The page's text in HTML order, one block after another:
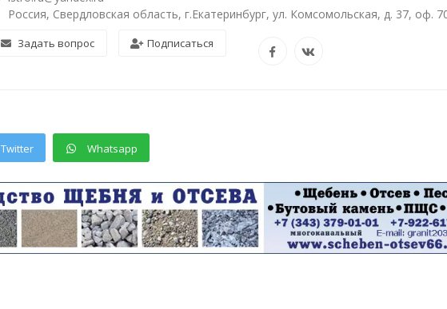
Россия, Свердловская область, г.Екатеринбург, ул. Комсомольская, д. 37, оф.
Задать вопрос Подписаться
Twitter Whatsapp